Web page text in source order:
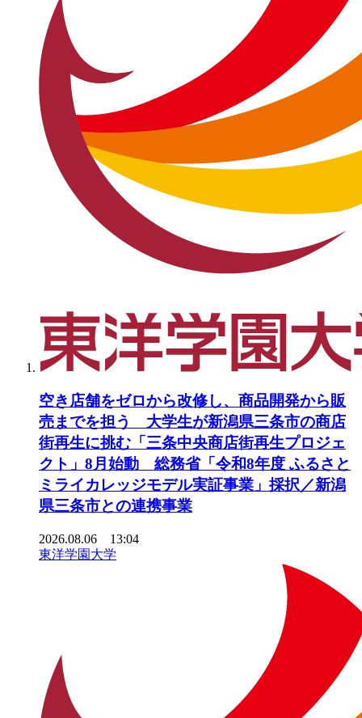
空き店舗をゼロから改修し、商品開発から販
売までを担う 大学生が新潟県三条市の商店
街再生に挑む「三条中央商店街再生プロジェ
クト」8月始動 総務省「令和8年度 ふるさと
ミライカレッジモデル実証事業」採択／新潟
県三条市との連携事業
2026.08.06 13:04
東洋学園大学